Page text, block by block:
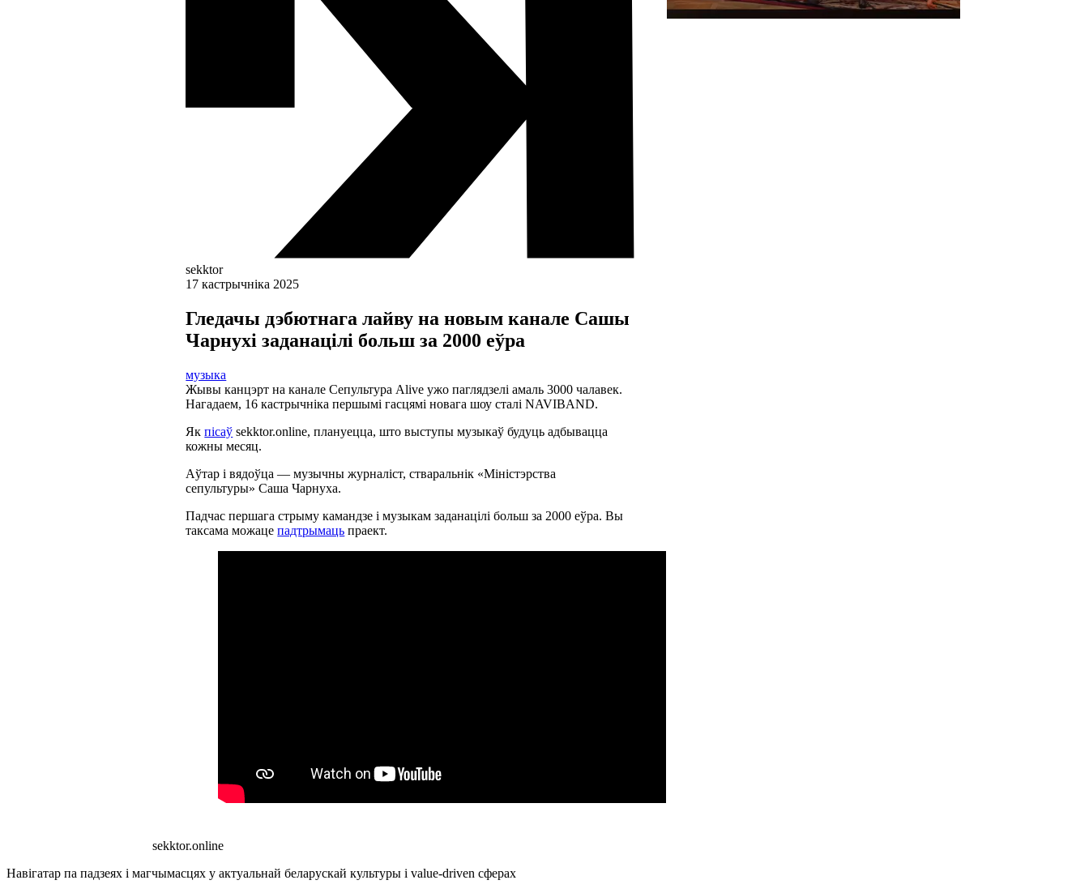
sekktor
17 кастрычніка 2025
Гледачы дэбютнага лайву на новым канале Сашы
Чарнухі заданацілі больш за 2000 еўра
музыка
Жывы канцэрт на канале Сепультура Alive ужо паглядзелі амаль 3000 чалавек.
Нагадаем, 16 кастрычніка першымі гасцямі новага шоу сталі NAVIBAND.
Якпісаў sekktor.online, плануецца, што выступы музыкаў будуць адбывацца
кожны месяц.
Аўтар і вядоўца — музычны журналіст, стваральнік «Міністэрства
сепультуры» Саша Чарнуха.
Падчас першага стрыму камандзе і музыкам заданацілі больш за 2000 еўра. Вы
таксама можацепадтрымаць праект.
sekktor.online
Навігатар па падзеях і магчымасцях у актуальнай беларускай культуры і value-driven сферах